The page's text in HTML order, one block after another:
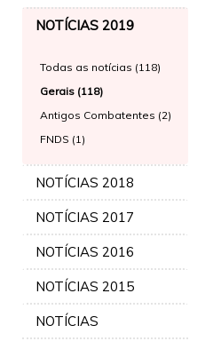
NOTÍCIAS 2019
Todas as notícias (118)
Gerais (118)
Antigos Combatentes (2)
FNDS (1)
NOTÍCIAS 2018
NOTÍCIAS 2017
NOTÍCIAS 2016
NOTÍCIAS 2015
NOTÍCIAS